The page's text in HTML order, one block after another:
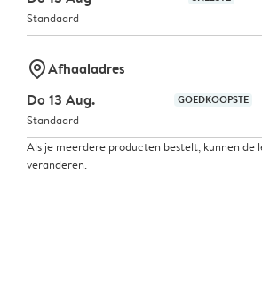
Standaard
marker-pinAfhaaladres
Do 13 Aug.
GOEDKOOPSTE
Standaard
Als je meerdere producten bestelt, kunnen de
veranderen.